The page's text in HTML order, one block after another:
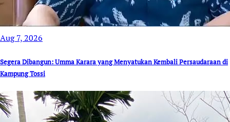
Aug 7, 2026
Segera Dibangun: Umma Karara yang Menyatukan Kembali Persaudaraan di
Kampung Tossi